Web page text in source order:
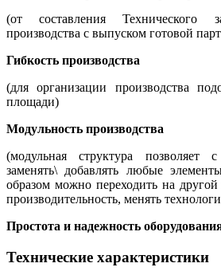
(от составления Технического
производства с выпуском готовой
Гибкость производства
(для организации производства
площади)
Модульность производства
(модульная структура позволяет
заменять\ добавлять любые
образом можно переходить на
производительность, менять
Простота и надежность
Технические характеристики